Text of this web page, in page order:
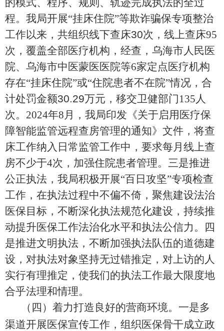
的模式、程序、规则、轨迹完成执法的全过
程。我局开展“挂床住院”等欺诈骗保专项整治
工作以来，共组织线下查床30次，线上查床95
次，覆盖全部医疗机构，经查，乌海市人民医
院、乌海市中医蒙医医院等6家定点医疗机构
存在“挂床住院”或“住院患者不在院”情况，合
计处罚金额30.29万元，移交卫健部门135人
次。 2024年8月，我局印发《关于启用医疗保
障智能监管远程查房管理的通知》文件，将查
床工作纳入日常监管工作中，要求每月线上查
房不少于4次，加强住院患者管理。三是推进
公正执法，我局积极开展“百日攻坚”专项检查
工作，在执法过程中不偏不倚，聚焦建设法治
医保目标，不断深化执法规范化建设，持续推
动提升医保工作法治化水平和执法公信力。四
是推进文明执法，不断加强执法队伍的道德建
设，对执法对象坚持无过错推定，对上访的人
实行有理推定，使我们的执法工作最大限度地
合乎法理和情理。
（ 四 ）着力打造良好的营商环境。 一是多
渠道开展医保宣传工作， 组织医保骨干成立政